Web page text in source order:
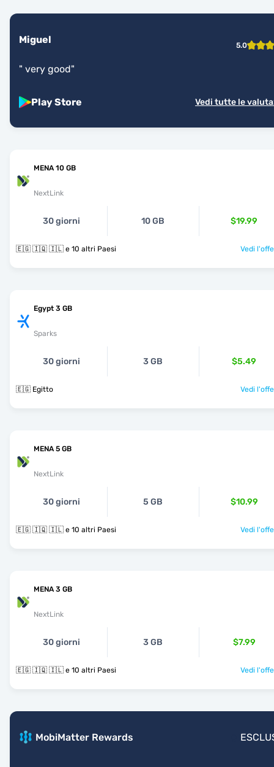
Miguel 5.0
" very good"
Play Store Vedi tutte le
MENA 10 GB
NextLink
30 giorni 10 GB $19.99
🇪🇬 🇮🇶 🇮🇱 e 10 altri Paesi Vedi
Egypt 3 GB
Sparks
30 giorni 3 GB $5.49
🇪🇬 Egitto Vedi
MENA 5 GB
NextLink
30 giorni 5 GB $10.99
🇪🇬 🇮🇶 🇮🇱 e 10 altri Paesi Vedi
MENA 3 GB
NextLink
30 giorni 3 GB $7.99
🇪🇬 🇮🇶 🇮🇱 e 10 altri Paesi Vedi
MobiMatter Rewards